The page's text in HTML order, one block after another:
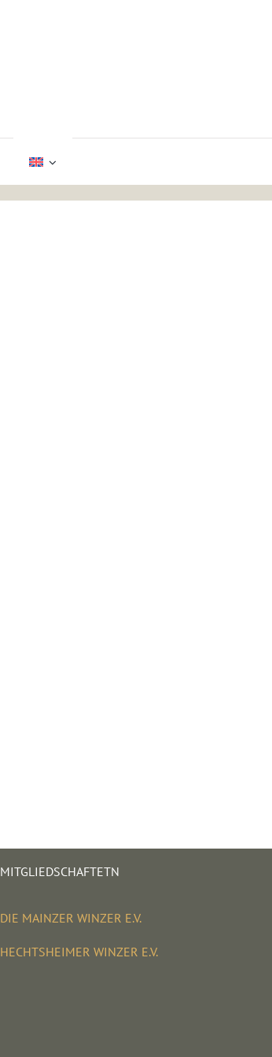
MITGLIEDSCHAFTETN
DIE MAINZER WINZER E.V.
HECHTSHEIMER WINZER E.V.